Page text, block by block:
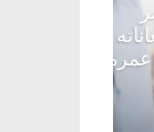
محمد علي طالب
من الأمراض..
بتضيع في السجن